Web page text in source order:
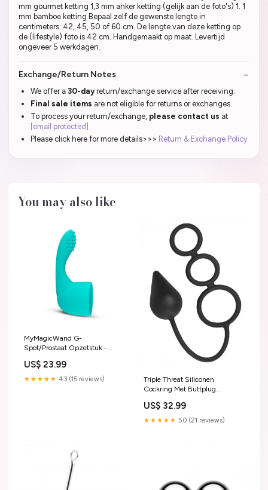
mm gourmet ketting 1,3 mm anker ketting (gelijk aan de foto's) 1. 1
mm bamboe ketting Bepaal zelf de gewenste lengte in
centimeters: 42, 45, 50 of 60 cm. De lengte van deze ketting op
de (lifestyle) foto is 42 cm. Handgemaakt op maat. Levertijd
ongeveer 5 werkdagen.
Exchange/Return Notes
We offer a 30-dayreturn/exchange service after receiving.
Final sale items are not eligible for returns or exchanges.
To process your return/exchange, please contact us at
[email protected]
Please click here for more details>>> Return & Exchange Policy
You may also like
MyMagicWand G-
Spot/Prostaat Opzetstuk -
US$ 23.99
★★★★★ 4.3 (15 reviews)
Triple Threat Siliconen
Cockring Met Buttplug
US$ 32.99
★★★★★ 5.0 (21 reviews)